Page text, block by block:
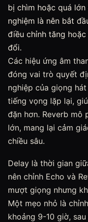
bị chìm hoặc quá
nghiệm là nên bắt
điều chỉnh tăng
đổi.
Các hiệu ứng âm
đóng vai trò quyết
nghiệp của giọng
tiếng vọng lặp lại,
đặn hơn. Reverb mô
lớn, mang lại cảm
chiều sâu.
Delay là thời gian
nên chỉnh Echo và
mượt giọng nhưng
Một mẹo nhỏ là
khoảng 9-10 giờ,